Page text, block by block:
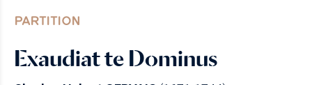
PARTITION
Exaudiat te Dominus